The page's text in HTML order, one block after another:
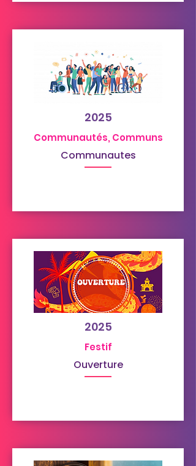
2025
Communautés, Communs
Communautes
2025
Festif
Ouverture